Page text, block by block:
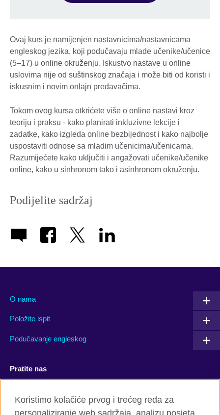
Ovaj kurs je namijenjen nastavnicima/nastavnicama
engleskog jezika, koji podučavaju mlade učenike/učenice
(5–17) u online okruženju. Iskustvo nastave u online
uslovima nije od suštinskog značaja i može biti od koristi i
iskusnim i novim onlajn predavačima.
Tokom ovog kursa otkrićete više o online nastavi kroz
teoriju i praksu - kako planirati inkluzivne lekcije i
zadatke, kako izgleda online bezbijednost i kako najbolje
uspostaviti odnose sa mladim učenicima/učenicama.
Razumijećete kako uključiti i angažovati učenike/učenike
online, kako u sinhronom tako i asinhronom okruženju.
Podijelite sadržaj
O nama
Položite ispit
Podučavanje engleskog
Pratite nas
Koristimo kolačiće prvog i trećeg reda za
personaliziranje web sadržaja, analizu posjeta